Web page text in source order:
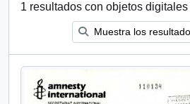
1 resultados con objetos digitales
Muestra los